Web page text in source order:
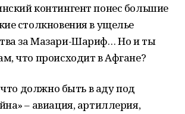
контингент понес большие
столкновения в ущелье
за Мазари-Шариф… Но и ты
что происходит в Афгане?
что должно быть в аду под
– авиация, артиллерия,